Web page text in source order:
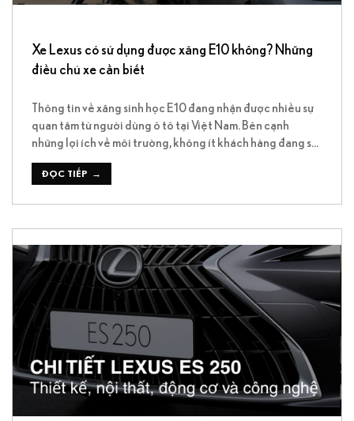
Xe Lexus có sử dụng được xăng E10 không? Những
điều chủ xe cần biết
Thông tin về xăng sinh học E10 đang nhận được nhiều sự
quan tâm từ người dùng ô tô tại Việt Nam. Bên cạnh
những lợi ích về môi trường, không ít khách hàng đang sở
hữu hoặc có ý định mua xe Lexus băn khoăn liệu loại nhiên
liệu này có ảnh hưởng đến […]
ĐỌC TIẾP